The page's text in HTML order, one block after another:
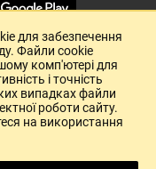
для забезпечення
Файли cookie
комп'ютері для
і точність
випадках файли
роботи сайту.
на використання